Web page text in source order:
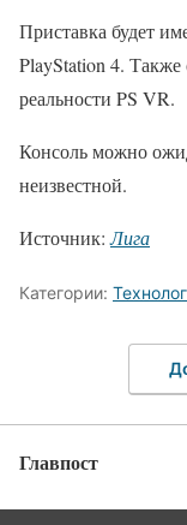
Приставка будет
PlayStation 4. Также
реальности PS VR.
Консоль можно
неизвестной.
Источник:Лига
Категории:
Главпост